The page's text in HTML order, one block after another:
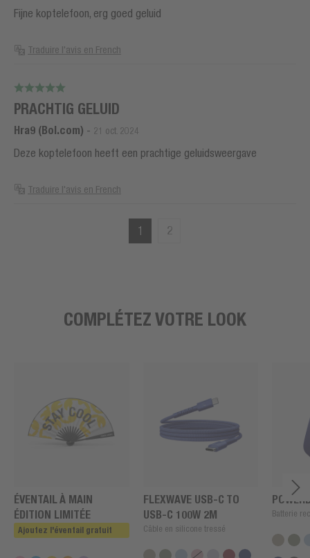
Fijne koptelefoon, erg goed geluid
Traduire l'avis en French
PRACHTIG GELUID
Hra9 (Bol.com) - 21 oct. 2024
Deze koptelefoon heeft een prachtige geluidsweergave
Traduire l'avis en French
1 2
COMPLÉTEZ VOTRE LOOK
ÉVENTAIL À MAIN
ÉDITION LIMITÉE
Ajoutez l'éventail gratuit
FLEXWAVE USB-C TO
USB-C 100W 2M
Câble en silicone tressé
Batterie